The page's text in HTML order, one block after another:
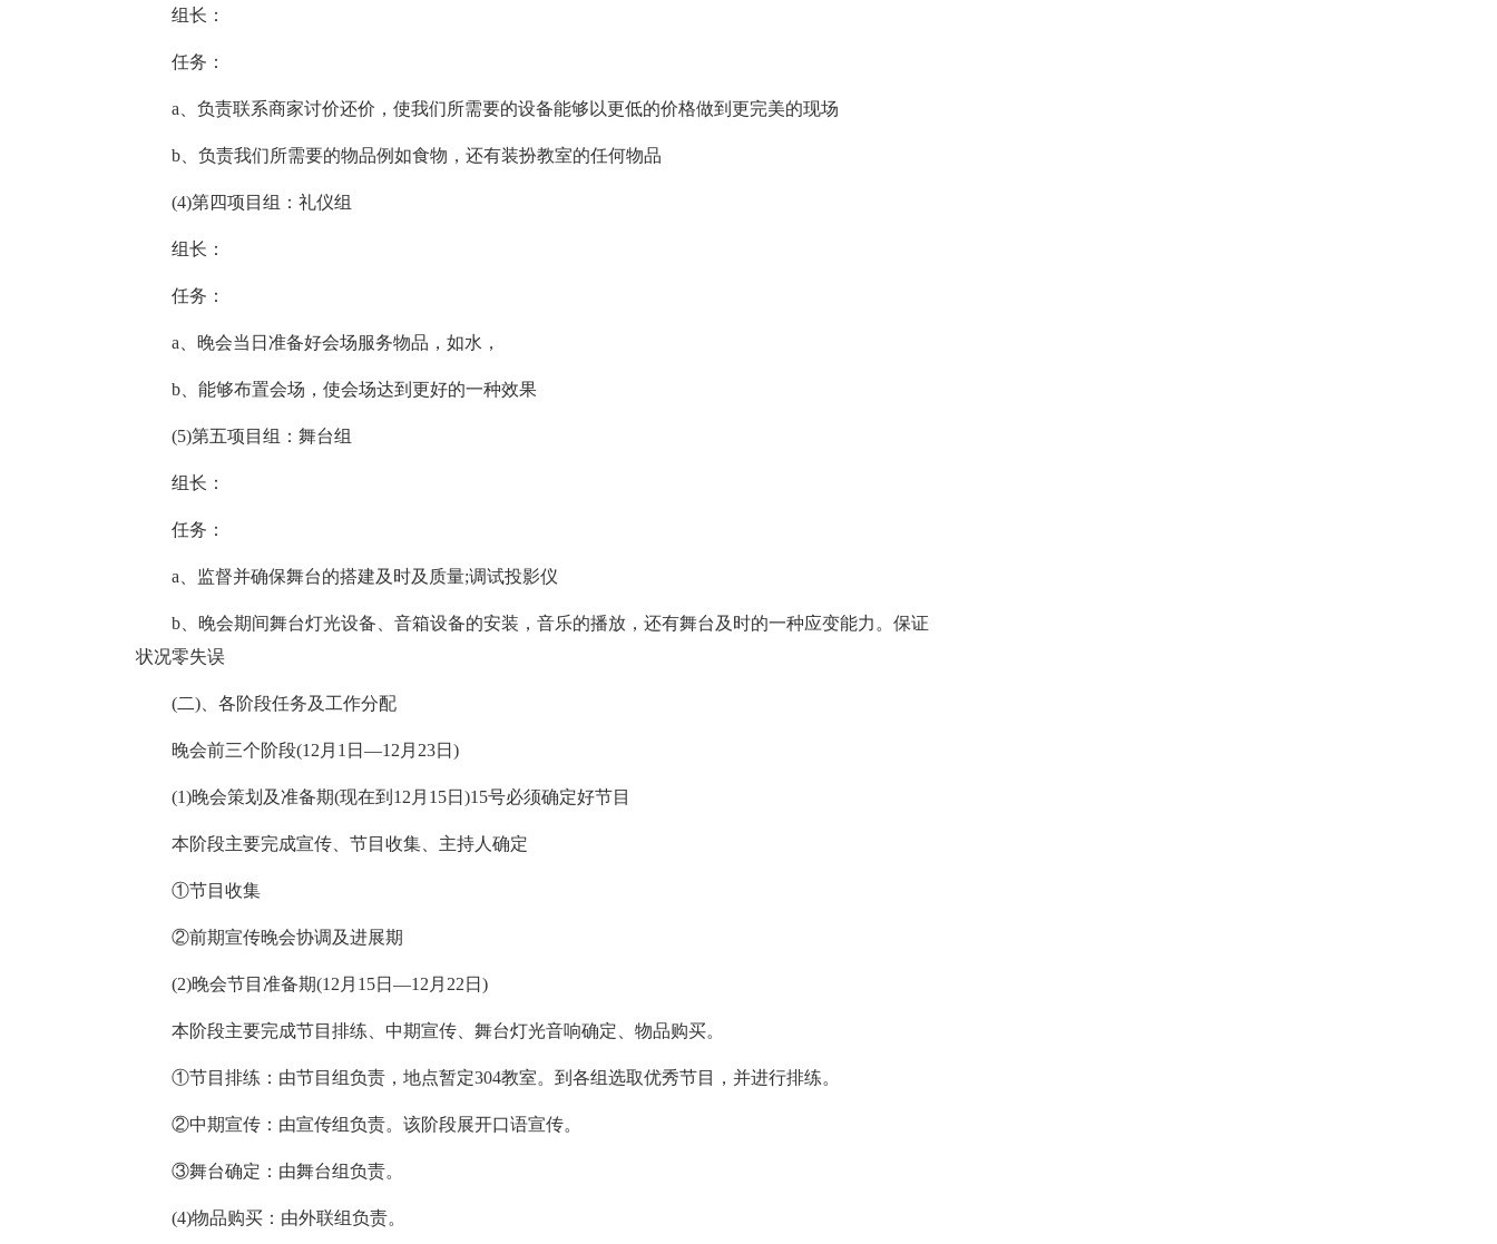
组长：
任务：
a、负责联系商家讨价还价，使我们所需要的设备能够以更低的价格做到更完美的现场
b、负责我们所需要的物品例如食物，还有装扮教室的任何物品
(4)第四项目组：礼仪组
组长：
任务：
a、晚会当日准备好会场服务物品，如水，
b、能够布置会场，使会场达到更好的一种效果
(5)第五项目组：舞台组
组长：
任务：
a、监督并确保舞台的搭建及时及质量;调试投影仪
b、晚会期间舞台灯光设备、音箱设备的安装，音乐的播放，还有舞台及时的一种应变能力。保证
状况零失误
(二)、各阶段任务及工作分配
晚会前三个阶段(12月1日—12月23日)
(1)晚会策划及准备期(现在到12月15日)15号必须确定好节目
本阶段主要完成宣传、节目收集、主持人确定
①节目收集
②前期宣传晚会协调及进展期
(2)晚会节目准备期(12月15日—12月22日)
本阶段主要完成节目排练、中期宣传、舞台灯光音响确定、物品购买。
①节目排练：由节目组负责，地点暂定304教室。到各组选取优秀节目，并进行排练。
②中期宣传：由宣传组负责。该阶段展开口语宣传。
③舞台确定：由舞台组负责。
(4)物品购买：由外联组负责。